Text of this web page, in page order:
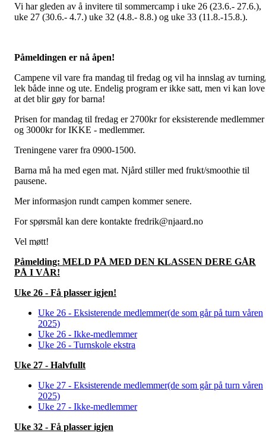
Vi har gleden av å invitere til sommercamp i uke 26 (23.6.- 27.6.),
uke 27 (30.6.- 4.7.) uke 32 (4.8.- 8.8.) og uke 33 (11.8.-15.8.).
Påmeldingen er nå åpen!
Campene vil vare fra mandag til fredag og vil ha innslag av
lek både inne og ute. Endelig program er ikke satt, men vi kan love
at det blir gøy for barna!
Prisen for mandag til fredag er 2700kr for eksisterende medlemmer
og 3000kr for IKKE - medlemmer.
Treningene varer fra 0900-1500.
Barna må ha med egen mat. Njård stiller med frukt/smoothie til
pausene.
Mer informasjon rundt campen kommer senere.
For spørsmål kan dere kontakte fredrik@njaard.no
Vel møtt!
Påmelding: MELD PÅ MED DEN KLASSEN DERE GÅR
PÅ I VÅR!
Uke 26 - Få plasser igjen!
Uke 26 - Eksisterende medlemmer(de som går på turn våren
2025)
Uke 26 - Ikke-medlemmer
Uke 26 - Turnskole ekstra
Uke 27 - Halvfullt
Uke 27 - Eksisterende medlemmer(de som går på turn våren
2025)
Uke 27 - Ikke-medlemmer
Uke 32 - Få plasser igjen